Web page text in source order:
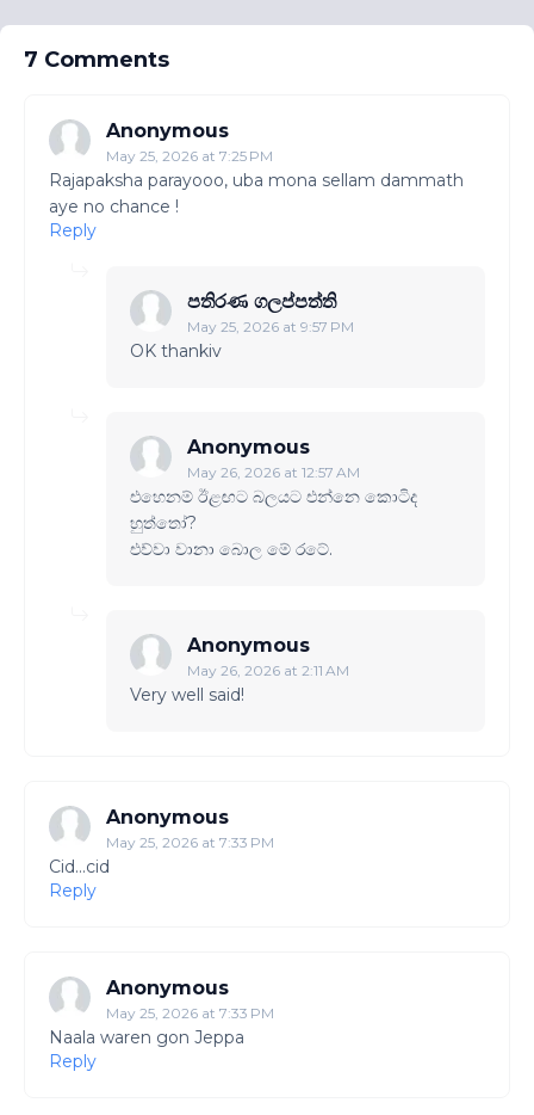
7 Comments
Anonymous
May 25, 2026 at 7:25 PM
Rajapaksha parayooo, uba mona sellam dammath
aye no chance !
Reply
පතිරණ ගලප්පත්ති
May 25, 2026 at 9:57 PM
OK thankiv
Anonymous
May 26, 2026 at 12:57 AM
එහෙනම් ඊළඟට බලයට එන්නෙ කොටිද
හුත්තෝ?
එව්වා වානා බොල මේ රටේ.
Anonymous
May 26, 2026 at 2:11 AM
Very well said!
Anonymous
May 25, 2026 at 7:33 PM
Cid...cid
Reply
Anonymous
May 25, 2026 at 7:33 PM
Naala waren gon Jeppa
Reply